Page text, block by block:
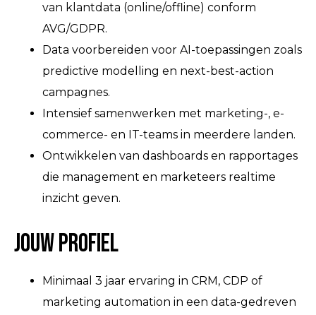
van klantdata (online/offline) conform
AVG/GDPR.
Data voorbereiden voor AI-toepassingen zoals
predictive modelling en next-best-action
campagnes.
Intensief samenwerken met marketing-, e-
commerce- en IT-teams in meerdere landen.
Ontwikkelen van dashboards en rapportages
die management en marketeers realtime
inzicht geven.
Jouw profiel
Minimaal 3 jaar ervaring in CRM, CDP of
marketing automation in een data-gedreven